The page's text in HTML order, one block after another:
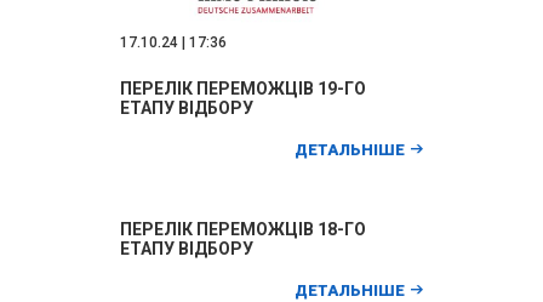
17.10.24 | 17:36
ПЕРЕЛІК ПЕРЕМОЖЦІВ 19-ГО
ЕТАПУ ВІДБОРУ
ДЕТАЛЬНІШЕ
ПЕРЕЛІК ПЕРЕМОЖЦІВ 18-ГО
ЕТАПУ ВІДБОРУ
ДЕТАЛЬНІШЕ